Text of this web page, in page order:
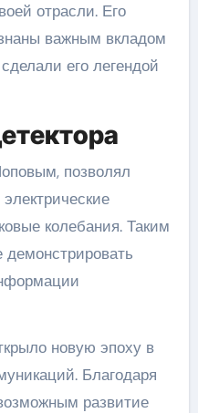
отрасли. Его
важным вкладом
его легендой
позволял
колебания. Таким
новую эпоху в
Благодаря
развитие